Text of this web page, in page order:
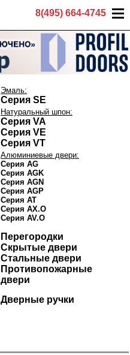
8(495) 664-4745
Эмаль:
Серия SE
Натуральный шпон:
Серия VA
Серия VE
Серия VT
Алюминиевые двери:
Серия AG
Серия AGK
Серия AGN
Серия AGP
Серия AT
Серия AX.O
Серия AV.O
Перегородки
Скрытые двери
Стальные двери
Противопожарные
двери
Дверные ручки